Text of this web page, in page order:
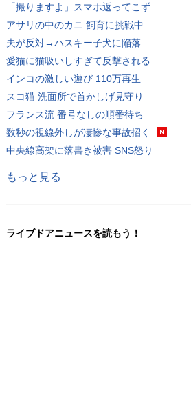
「撮りますよ」スマホ返ってこず
アサリの中のカニ 飼育に挑戦中
夫が反対→ハスキー子犬に陥落
愛猫に猫吸いしすぎて反撃される
インコの激しい遊び 110万再生
スコ猫 洗面所で首かしげ見守り
フランス流 番号なしの順番待ち
数秒の視線外しが凄惨な事故招く
中央線高架に落書き被害 SNS怒り
もっと見る
ライブドアニュースを読もう！